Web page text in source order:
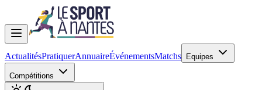
ActualitésPratiquerAnnuaireÉvénementsMatchs Equipes
Compétitions